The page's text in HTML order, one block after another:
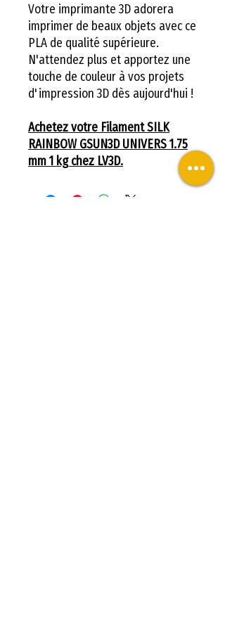
Votre imprimante 3D adorera
imprimer de beaux objets avec ce
PLA de qualité supérieure.
N'attendez plus et apportez une
touche de couleur à vos projets
d'impression 3D dès aujourd'hui !
Achetez votre Filament SILK
RAINBOW GSUN3D UNIVERS 1.75
mm 1 kg chez LV3D.